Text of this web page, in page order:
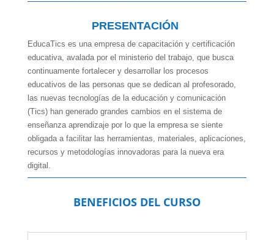
PRESENTACIÓN
EducaTics es una empresa de capacitación y certificación
educativa, avalada por el ministerio del trabajo, que busca
continuamente fortalecer y desarrollar los procesos
educativos de las personas que se dedican al profesorado,
las nuevas tecnologías de la educación y comunicación
(Tics) han generado grandes cambios en el sistema de
enseñanza aprendizaje por lo que la empresa se siente
obligada a facilitar las herramientas, materiales, aplicaciones,
recursos y metodologías innovadoras para la nueva era
digital.
BENEFICIOS DEL CURSO